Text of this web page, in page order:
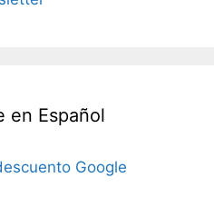
en Español
Google